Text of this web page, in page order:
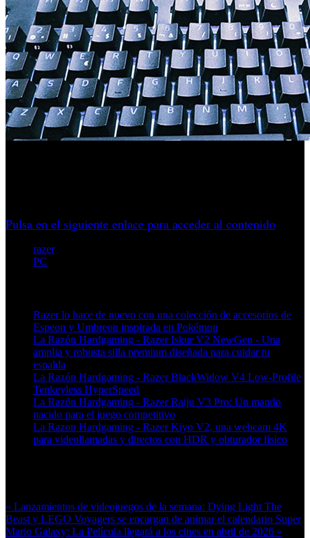
Pulsa en el siguiente enlace para acceder al contenido
razer
PC
Razer lo hace de nuevo con una colección de accesorios de
Espeon y Umbreon inspirada en Pokémon
La Razón Hardgaming - Razer Iskur V2 NewGen - Una
amplia y robusta silla premium diseñada para cuidar tu
espalda
La Razón Hardgaming - Razer BlackWidow V4 Low-Profile
Tenkeyless HyperSpeed
La Razón Hardgaming - Razer Raiju V3 Pro: Un mando
nacido para el juego competitivo
La Razon Hardgaming - Razer Kiyo V2, una webcam 4K
para videollamadas y directos con HDR y obturador físico
« Lanzamientos de videojuegos de la semana: Dying Light The
Beast y LEGO Voyagers se encargan de animar el calendario Super
Mario Galaxy: La Película llegará a los cines en abril de 2026 »